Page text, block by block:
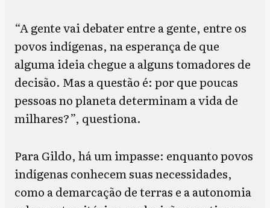
“A gente vai debater entre a gente, entre os
povos indígenas, na esperança de que
alguma ideia chegue a alguns tomadores de
decisão. Mas a questão é: por que poucas
pessoas no planeta determinam a vida de
milhares?”, questiona.
Para Gildo, há um impasse: enquanto povos
indígenas conhecem suas necessidades,
como a demarcação de terras e a autonomia